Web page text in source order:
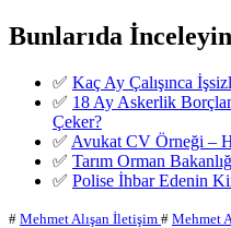
Bunlarıda İnceleyin
✅ Kaç Ay Çalışınca
✅ 18 Ay Askerlik
Çeker?
✅ Avukat CV Örneği –
✅ Tarım Orman
✅ Polise İhbar Edenin
# Mehmet Alışan İletişim # Mehmet